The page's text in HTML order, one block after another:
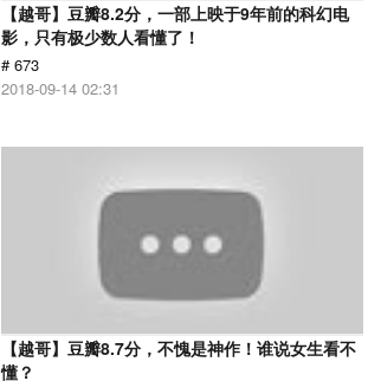
【越哥】豆瓣8.2分，一部上映于9年前的科幻电
影，只有极少数人看懂了！
# 673
2018-09-14 02:31
【越哥】豆瓣8.7分，不愧是神作！谁说女生看不
懂？